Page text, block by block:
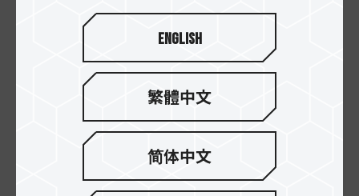
性を確保します。English
繁體中文
简体中文